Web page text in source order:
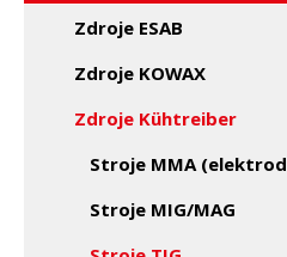
Zdroje ESAB
Zdroje KOWAX
Zdroje Kühtreiber
Stroje MMA
Stroje MIG/MAG